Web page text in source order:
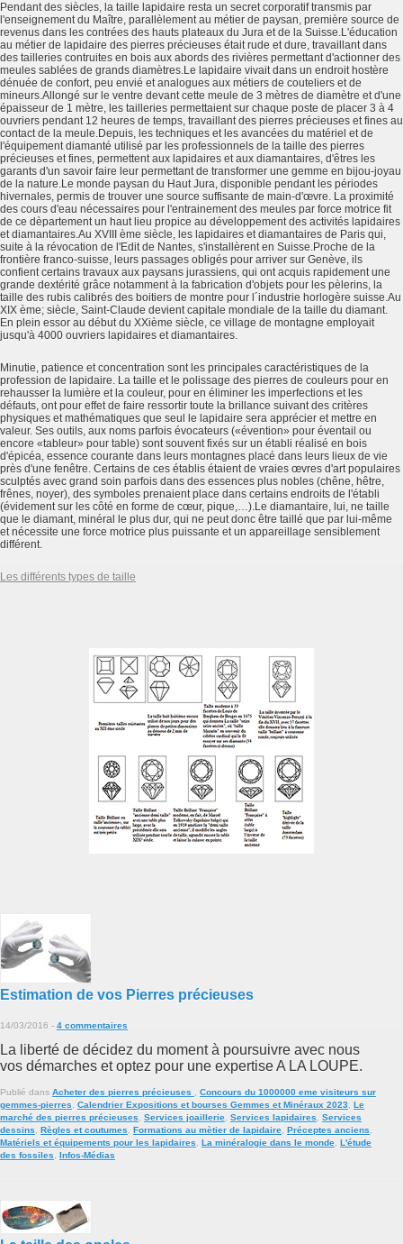
Pendant des siècles, la taille lapidaire resta un secret corporatif transmis par
l'enseignement du Maître, parallèlement au métier de paysan, première source de
revenus dans les contrées des hauts plateaux du Jura et de la Suisse.L'éducation
au métier de lapidaire des pierres précieuses était rude et dure, travaillant dans
des tailleries contruites en bois aux abords des rivières permettant d'actionner des
meules sablées de grands diamètres.Le lapidaire vivait dans un endroit hostère
dénuée de confort, peu envié et analogues aux métiers de couteliers et de
mineurs.Allongé sur le ventre devant cette meule de 3 mètres de diamètre et d'une
épaisseur de 1 mètre, les tailleries permettaient sur chaque poste de placer 3 à 4
ouvriers pendant 12 heures de temps, travaillant des pierres précieuses et fines au
contact de la meule.Depuis, les techniques et les avancées du matériel et de
l'équipement diamanté utilisé par les professionnels de la taille des pierres
précieuses et fines, permettent aux lapidaires et aux diamantaires, d'êtres les
garants d'un savoir faire leur permettant de transformer une gemme en bijou-joyau
de la nature.Le monde paysan du Haut Jura, disponible pendant les périodes
hivernales, permis de trouver une source suffisante de main-d'œvre. La proximité
des cours d'eau nécessaires pour l'entrainement des meules par force motrice fit
de ce dèpartement un haut lieu propice au développement des activités lapidaires
et diamantaires.Au XVIII ème siècle, les lapidaires et diamantaires de Paris qui,
suite à la révocation de l'Edit de Nantes, s'installèrent en Suisse.Proche de la
frontière franco-suisse, leurs passages obligés pour arriver sur Genève, ils
confient certains travaux aux paysans jurassiens, qui ont acquis rapidement une
grande dextérité grâce notamment à la fabrication d'objets pour les pèlerins, la
taille des rubis calibrés des boitiers de montre pour l´industrie horlogère suisse.Au
XIX ème; siècle, Saint-Claude devient capitale mondiale de la taille du diamant.
En plein essor au début du XXième siècle, ce village de montagne employait
jusqu'à 4000 ouvriers lapidaires et diamantaires.
Minutie, patience et concentration sont les principales caractéristiques de la
profession de lapidaire. La taille et le polissage des pierres de couleurs pour en
rehausser la lumière et la couleur, pour en éliminer les imperfections et les
défauts, ont pour effet de faire ressortir toute la brillance suivant des critères
physiques et mathématiques que seul le lapidaire sera apprécier et mettre en
valeur. Ses outils, aux noms parfois évocateurs («évention» pour éventail ou
encore «tableur» pour table) sont souvent fixés sur un établi réalisé en bois
d'épicéa, essence courante dans leurs montagnes placé dans leurs lieux de vie
près d'une fenêtre. Certains de ces établis étaient de vraies œvres d'art populaires
sculptés avec grand soin parfois dans des essences plus nobles (chêne, hêtre,
frênes, noyer), des symboles prenaient place dans certains endroits de l'établi
(évidement sur les côté en forme de cœur, pique,…).Le diamantaire, lui, ne taille
que le diamant, minéral le plus dur, qui ne peut donc être taillé que par lui-même
et nécessite une force motrice plus puissante et un appareillage sensiblement
différent.
Les différents types de taille
Estimation de vos Pierres précieuses
14/03/2016 - 4 commentaires
La liberté de décidez du moment à poursuivre avec nous
vos démarches et optez pour une expertise A LA LOUPE.
Publié dans Acheter des pierres précieuses
Concours du 1000000 eme visiteurs sur
gemmes-pierres
Calendrier Expositions et bourses Gemmes et Minéraux 2023
Le
marché des pierres précieuses
Services joaillerie Services lapidaires
Services
dessins
Règles et coutumes Formations au mètier de lapidaire Préceptes anciens
Matériels et équipements pour les lapidaires
La minéralogie dans le monde L'étude
des fossiles
Infos-Médias